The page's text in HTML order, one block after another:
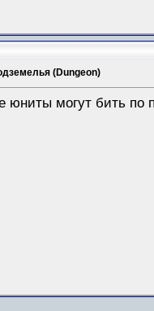
(Dungeon)
юниты могут бить